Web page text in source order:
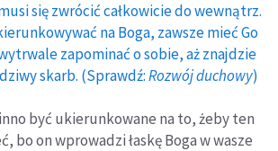
się zwrócić całkowicie do wewnątrz.
na Boga, zawsze mieć Go
zapominać o sobie, aż znajdzie
skarb. (Sprawdź:Rozwój duchowy)
być ukierunkowane na to, żeby ten
bo on wprowadzi łaskę Boga w wasze